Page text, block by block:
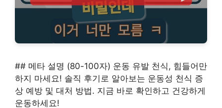
## 메타 설명 (80-100자) 운동 유발 천식, 힘들어만
하지 마세요! 솔직 후기로 알아보는 운동성 천식 증
상 예방 및 대처 방법. 지금 바로 확인하고 건강하게
운동하세요!